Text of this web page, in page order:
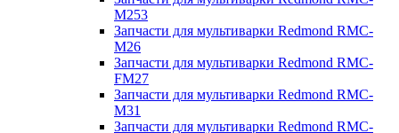
M253
Запчасти для мультиварки Redmond RMC-
M26
Запчасти для мультиварки Redmond RMC-
FM27
Запчасти для мультиварки Redmond RMC-
M31
Запчасти для мультиварки Redmond RMC-